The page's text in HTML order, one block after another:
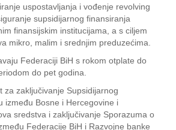
uspostavljanja i vođenje revolving
supsidijarnog finansiranja
finansijskim institucijama, a s ciljem
mikro, malim i srednjim preduzećima.
Federaciji BiH s rokom otplate do
do pet godina.
za zaključivanje Supsidijarnog
između Bosne i Hercegovine i
sredstva i zaključivanje Sporazuma o
Federacije BiH i Razvojne banke